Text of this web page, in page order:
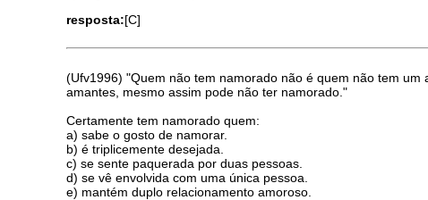
resposta:[C]
(Ufv1996) "Quem não tem namorado não é quem não tem
amantes, mesmo assim pode não ter namorado."
Certamente tem namorado quem:
a) sabe o gosto de namorar.
b) é triplicemente desejada.
c) se sente paquerada por duas pessoas.
d) se vê envolvida com uma única pessoa.
e) mantém duplo relacionamento amoroso.